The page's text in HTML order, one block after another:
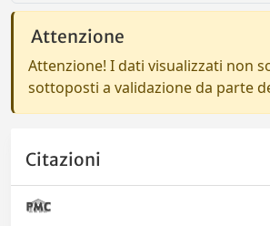
Attenzione
Attenzione! I dati visualizzati non
sottoposti a validazione da parte
Citazioni